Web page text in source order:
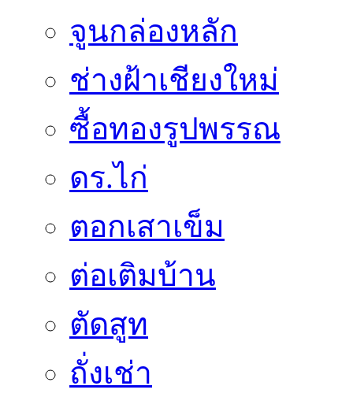
จูนกล่องหลัก
ช่างฝ้าเชียงใหม่
ซื้อทองรูปพรรณ
ดร.ไก่
ตอกเสาเข็ม
ต่อเติมบ้าน
ตัดสูท
ถั่งเช่า